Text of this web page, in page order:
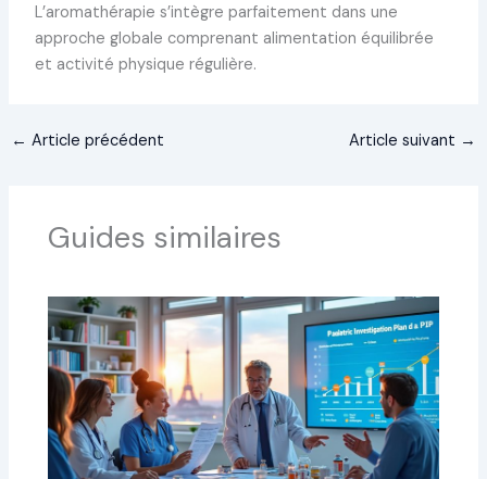
L’aromathérapie s’intègre parfaitement dans une
approche globale comprenant alimentation équilibrée
et activité physique régulière.
← Article précédent Article suivant →
Guides similaires